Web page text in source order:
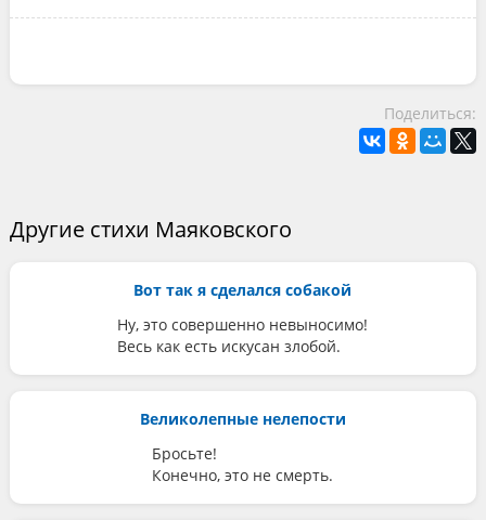
Поделиться:
Другие стихи Маяковского
Вот так я сделался собакой
Ну, это совершенно невыносимо!
Весь как есть искусан злобой.
Великолепные нелепости
Бросьте!
Конечно, это не смерть.